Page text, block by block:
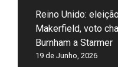
Reino Unido:
Makerfield, voto
Burnham a Starmer
19 de Junho, 2026